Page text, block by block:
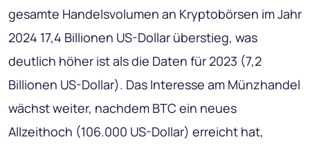
gesamte Handelsvolumen an Kryptobörsen im Jahr
2024 17,4 Billionen US-Dollar überstieg, was
deutlich höher ist als die Daten für 2023 (7,2
Billionen US-Dollar). Das Interesse am Münzhandel
wächst weiter, nachdem BTC ein neues
Allzeithoch (106.000 US-Dollar) erreicht hat,